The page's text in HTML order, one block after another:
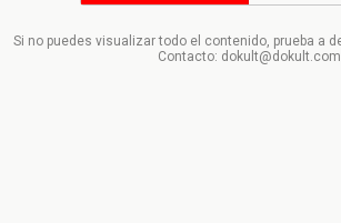
Si no puedes visualizar todo el contenido, prueba a
Contacto: dokult@dokult.com